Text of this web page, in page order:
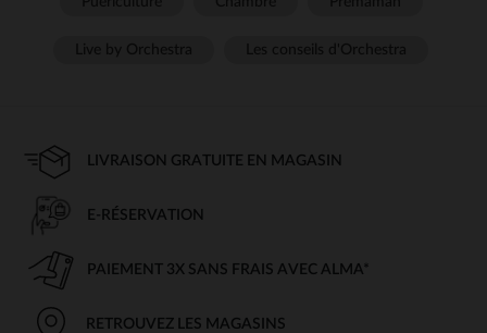
LIVRAISON GRATUITE EN MAGASIN
E-RÉSERVATION
PAIEMENT 3X SANS FRAIS AVEC ALMA*
RETROUVEZ LES MAGASINS